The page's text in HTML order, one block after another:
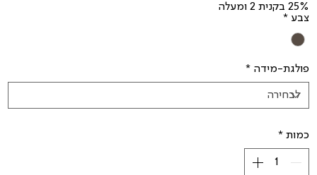
25% בקנית 2 ומעלה
צבע *
פולגת-מידה *
כמות *